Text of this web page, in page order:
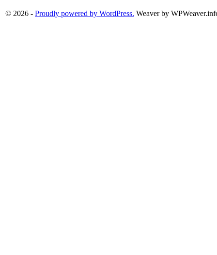
© 2026 - Proudly powered by WordPress. Weaver by